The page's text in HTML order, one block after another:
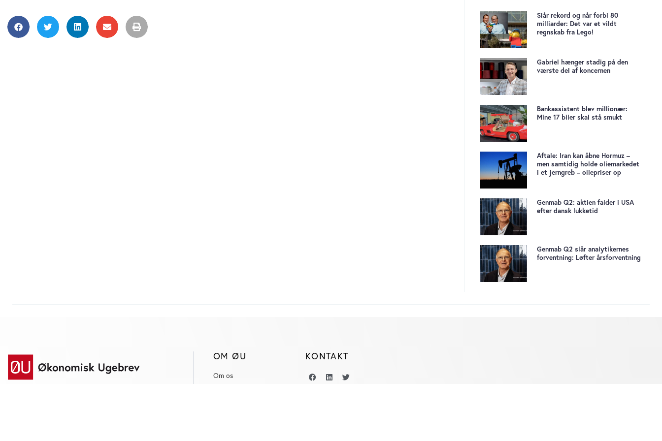
Slår rekord og når forbi 80
milliarder: Det var et vildt
regnskab fra Lego!
Gabriel hænger stadig på den
værste del af koncernen
Bankassistent blev millionær:
Mine 17 biler skal stå smukt
Aftale: Iran kan åbne Hormuz –
men samtidig holde oliemarkedet
i et jerngreb – oliepriser op
Genmab Q2: aktien falder i USA
efter dansk lukketid
Genmab Q2 slår analytikernes
forventning: Løfter årsforventning
OM ØU
Om os
KONTAKT